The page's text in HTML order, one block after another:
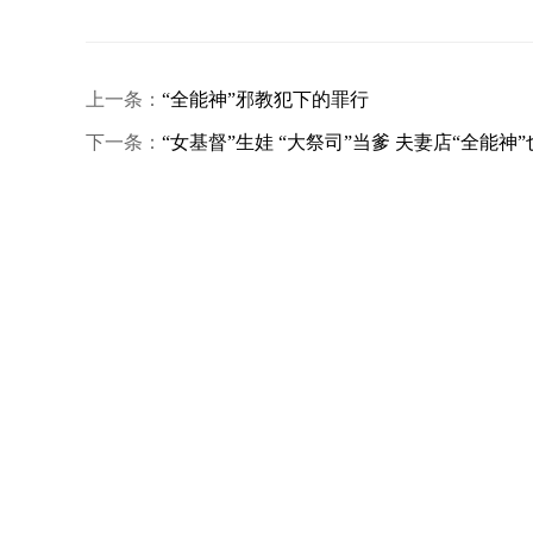
上一条： “全能神”邪教犯下的罪行
下一条： “女基督”生娃 “大祭司”当爹 夫妻店“全能神”